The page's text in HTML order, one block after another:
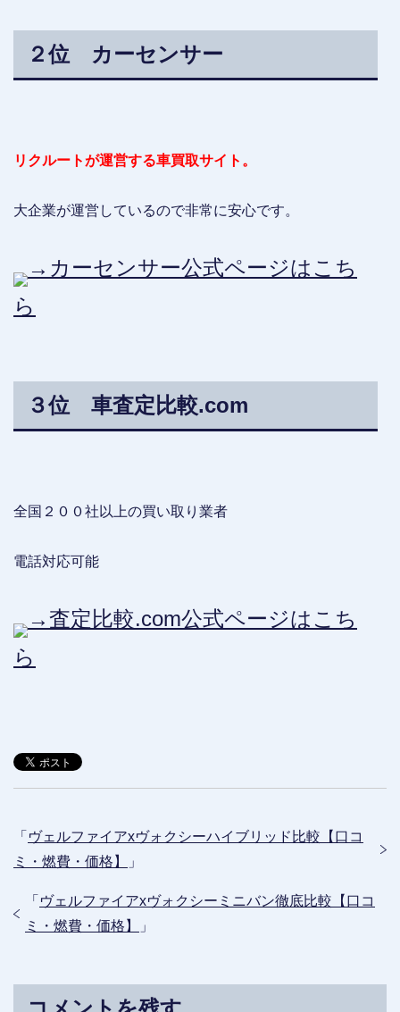
２位 カーセンサー
リクルートが運営する車買取サイト。
大企業が運営しているので非常に安心です。
→カーセンサー公式ページはこち
ら
３位 車査定比較.com
全国２００社以上の買い取り業者
電話対応可能
→査定比較.com公式ページはこち
ら
「 ヴェルファイアxヴォクシーハイブリッド比較【口コ
ミ・燃費・価格】
」
「 ヴェルファイアxヴォクシーミニバン徹底比較【口コ
ミ・燃費・価格】
」